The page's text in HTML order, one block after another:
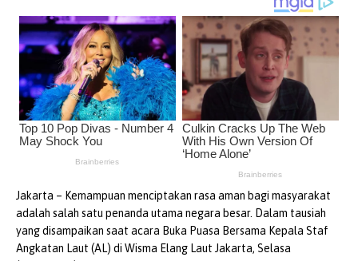
Jakarta – Kemampuan menciptakan rasa aman bagi masyarakat
adalah salah satu penanda utama negara besar. Dalam tausiah
yang disampaikan saat acara Buka Puasa Bersama Kepala Staf
Angkatan Laut (AL) di Wisma Elang Laut Jakarta, Selasa